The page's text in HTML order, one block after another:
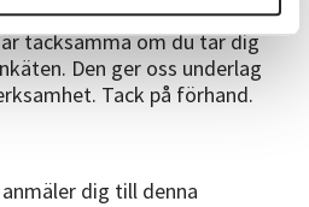
av kursen att få en
tacksamma om du tar dig
Den ger oss underlag
Tack på förhand.
dig till denna